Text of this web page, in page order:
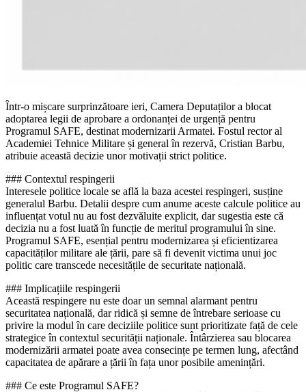
Într-o mișcare surprinzătoare ieri, Camera Deputaților a blocat
adoptarea legii de aprobare a ordonanței de urgență pentru
Programul SAFE, destinat modernizarii Armatei. Fostul rector al
Academiei Tehnice Militare și general în rezervă, Cristian Barbu,
atribuie această decizie unor motivații strict politice.
### Contextul respingerii
Interesele politice locale se află la baza acestei respingeri, susține
generalul Barbu. Detalii despre cum anume aceste calcule politice au
influențat votul nu au fost dezvăluite explicit, dar sugestia este că
decizia nu a fost luată în funcție de meritul programului în sine.
Programul SAFE, esențial pentru modernizarea și eficientizarea
capacităților militare ale țării, pare să fi devenit victima unui joc
politic care transcede necesitățile de securitate națională.
### Implicațiile respingerii
Această respingere nu este doar un semnal alarmant pentru
securitatea națională, dar ridică și semne de întrebare serioase cu
privire la modul în care deciziile politice sunt prioritizate față de cele
strategice în contextul securității naționale. Întârzierea sau blocarea
modernizării armatei poate avea consecințe pe termen lung, afectând
capacitatea de apărare a țării în fața unor posibile amenințări.
### Ce este Programul SAFE?